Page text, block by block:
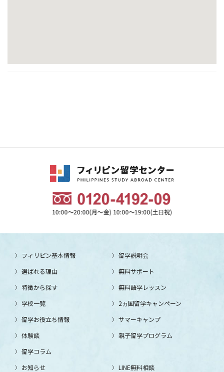
フィリピン基本情報
選ばれる理由
特徴から探す
学校一覧
留学お役立ち情報
体験談
留学コラム
留学説明会
無料サポート
無料語学レッスン
2ヵ国留学キャンペーン
サマーキャンプ
親子留学プログラム
お知らせ
LINE無料相談